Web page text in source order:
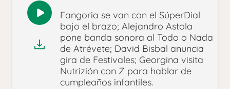
Reproducir
audio
Fangoria se van con el SúperDial
bajo el brazo; Alejandro Astola
pone banda sonora al Todo o Nada
de Atrévete; David Bisbal anuncia
gira de Festivales; Georgina visita
Nutrizión con Z para hablar de
cumpleaños infantiles.